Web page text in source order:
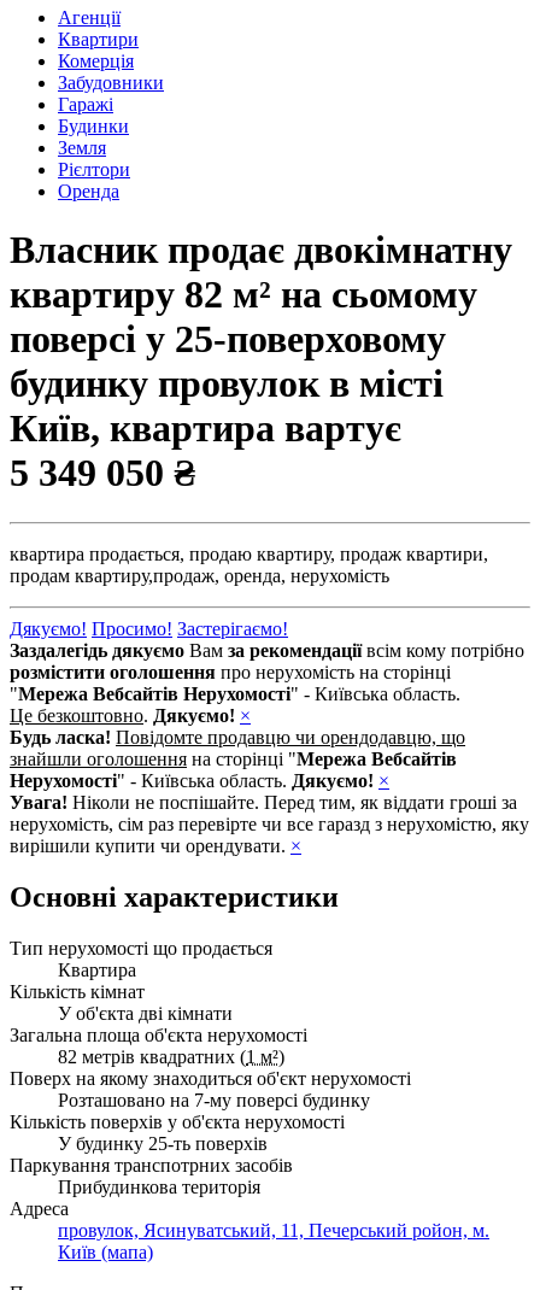
Агенції
Квартири
Комерція
Забудовники
Гаражі
Будинки
Земля
Рієлтори
Оренда
Власник продає двокімнатну
квартиру 82 м² на сьомому
поверсі у 25-поверховому
будинку провулок в місті
Київ, квартира вартує
5 349 050 ₴
квартира продається, продаю квартиру, продаж квартири,
продам квартиру,продаж, оренда, нерухомість
Дякуємо! Просимо! Застерігаємо!
Заздалегідь дякуємо Вам за рекомендаціївсім кому потрібно
розмістити оголошення про нерухомість на сторінці
"Мережа Вебсайтів Нерухомості" - Київська область.
Це безкоштовно. Дякуємо! ×
Будь ласка! Повідомте продавцю чи орендодавцю, що
знайшли оголошення на сторінці "Мережа Вебсайтів
Нерухомості" - Київська область. Дякуємо! ×
Увага! Ніколи не поспішайте. Перед тим, як віддати гроші за
нерухомість, сім раз перевірте чи все гаразд з нерухомістю, яку
вирішили купити чи орендувати. ×
Основні характеристики
Тип нерухомості що продається
Квартира
Кількість кімнат
У об'єкта дві кімнати
Загальна площа об'єкта нерухомості
82 метрів квадратних (1 м²)
Поверх на якому знаходиться об'єкт нерухомості
Розташовано на 7-му поверсі будинку
Кількість поверхів у об'єкта нерухомості
У будинку 25-ть поверхів
Паркування транспотрних засобів
Прибудинкова територія
Адреса
провулок, Ясинуватський, 11, Печерський ройон, м.
Київ (мапа)